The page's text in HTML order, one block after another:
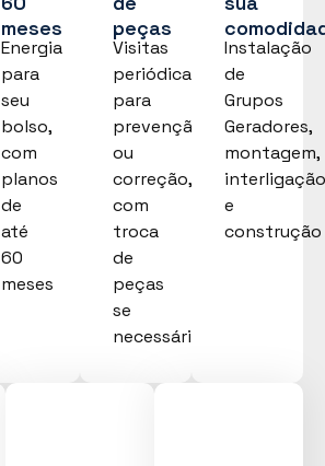
meses
Energia
para
seu
bolso,
com
planos
de
até
60
meses
peças
Visitas
periódicas
para
prevenção
ou
correção,
com
troca
de
peças
se
necessário
Instalação
de
Grupos
Geradores,
montagem,
interligação
e
construção